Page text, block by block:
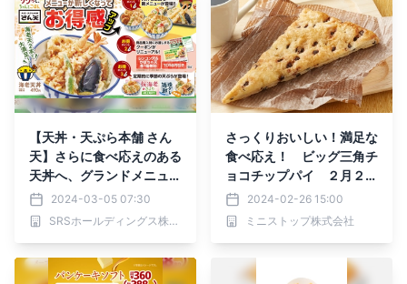
につき 本体価格から２０
円引セール！！」３月８日
（金）～３月１４日（木）
【天丼・天ぷら本舗 さん
天】さらに食べ応えのある
天丼へ、グランドメニュー
を刷新！2024-03-05 07:30
SRSホールディングス株式会社
さっくりおいしい！満足な
食べ応え！ ビッグ三角チ
ョコチップパイ ２月２７
日（火）新発売
2024-02-26 15:00
ミニストップ株式会社